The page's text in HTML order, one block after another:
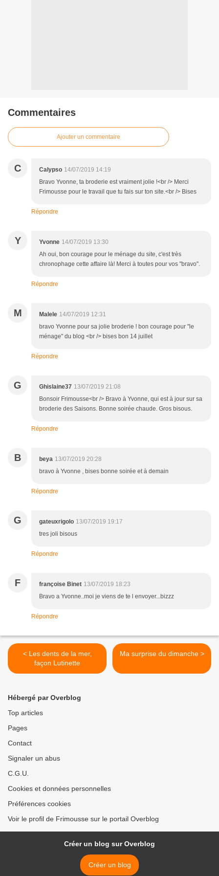
Commentaires
Ajouter un commentaire
C Calypso 14/07/2019 14:19
Bravo Yvonne, ta broderie est vraiment jolie !<br /> Merci
Frimousse pour le travail que tu fais sur ton site.<br /> Bises
Répondre
Y Yvonne 14/07/2019 13:30
Ah oui, bon courage pour le ménage du site, c'est très
chronophage cette affaire là! Merci à toutes pour vos "bravo".
Répondre
M Malele 14/07/2019 12:31
bravo Yvonne pour sa jolie broderie ! bon courage pour "le
ménage" du blog <br /> bises bon 14 juillet
Répondre
G Ghislaine37 13/07/2019 21:08
Bonsoir Frimousse<br /> Bravo à Yvonne, qui est à jour sur sa
broderie des Saisons. Bonne soirée chaude. Gros bisous.
Répondre
B beya 13/07/2019 20:28
bravo à Yvonne , bises bonne soirée et à demain
Répondre
G gateuxrigolo 13/07/2019 19:17
tres joli bisous
Répondre
F françoise Binet 13/07/2019 18:23
Bravo a Yvonne..moi je viens de te l envoyer...bizzz
Répondre
< Les dents de la mer,
façon Lutinette
Ma surprise du dimanche >
Hébergé par Overblog
Top articles
Pages
Contact
Signaler un abus
C.G.U.
Cookies et données personnelles
Préférences cookies
Voir le profil de Frimousse sur le portail Overblog
Créer un blog sur Overblog
Créer un blog